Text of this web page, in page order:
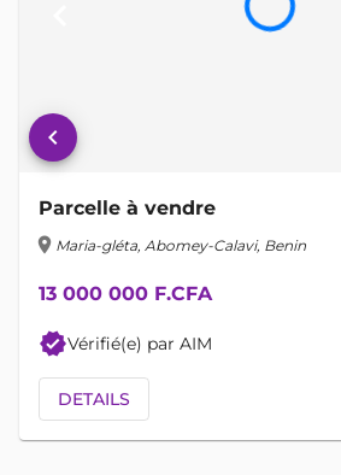
Parcelle à vendre
location_on Maria-gléta, Abomey-Calavi, Benin
13 000 000 F.CFA
verifiedVérifié(e) par AIM
DETAILS
keyboard_arrow_left